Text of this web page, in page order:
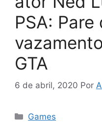
PSA:
GTA
6 de abril, 2020 Por
Categorias
Games